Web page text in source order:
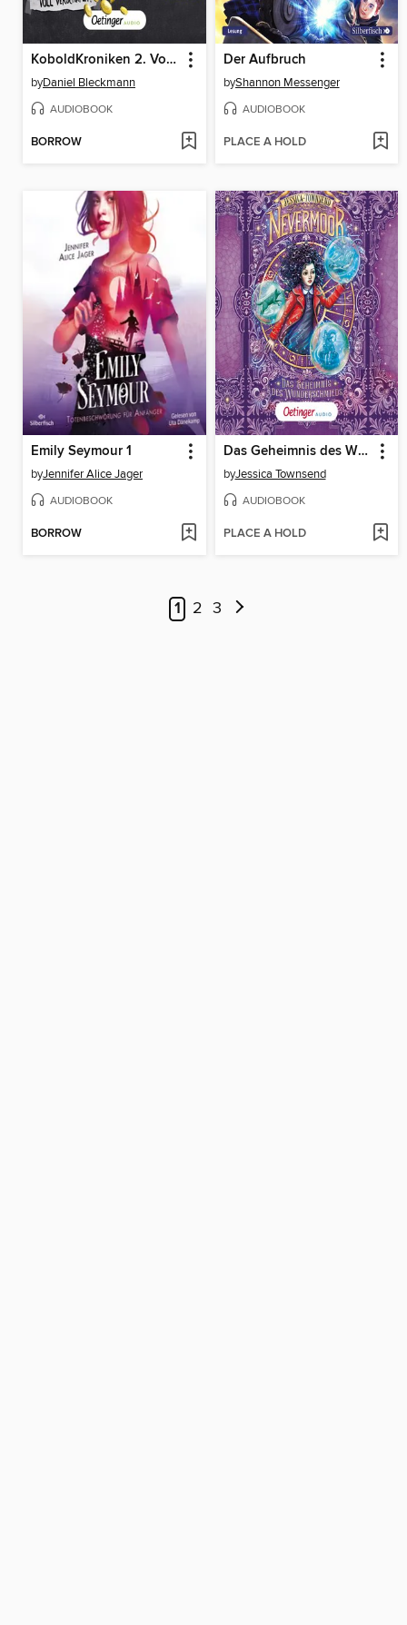
KoboldKroniken 2. Voll verschatzt!
byDaniel Bleckmann
AUDIOBOOK
BORROW
Der Aufbruch
byShannon Messenger
AUDIOBOOK
PLACE A HOLD
Emily Seymour 1
byJennifer Alice Jager
AUDIOBOOK
BORROW
Das Geheimnis des Wunderschmieds
byJessica Townsend
AUDIOBOOK
PLACE A HOLD
1 2 3